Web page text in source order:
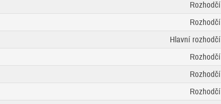
Rozhodčí
Rozhodčí
Hlavní rozhodčí
Rozhodčí
Rozhodčí
Rozhodčí